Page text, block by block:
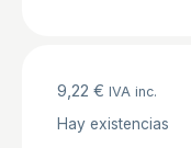
9,22 € IVA inc.
Hay existencias